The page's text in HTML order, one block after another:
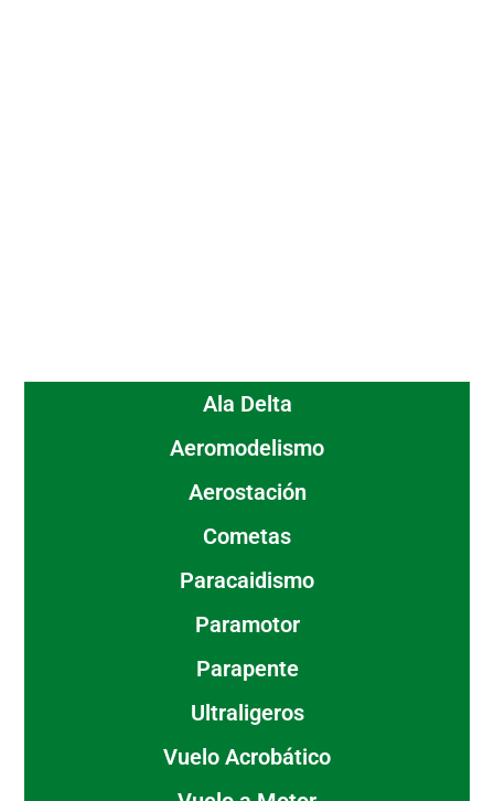
Ala Delta
Aeromodelismo
Aerostación
Cometas
Paracaidismo
Paramotor
Parapente
Ultraligeros
Vuelo Acrobático